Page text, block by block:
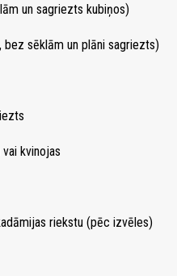
un sagriezts kubiņos)
sēklām un plāni sagriezts)
kvinojas
riekstu (pēc izvēles)